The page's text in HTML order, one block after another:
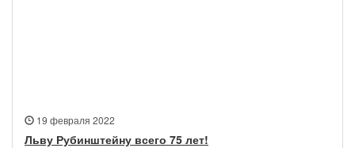
19 февраля 2022
Льву Рубинштейну всего 75 лет!